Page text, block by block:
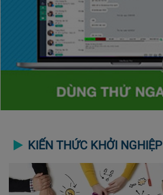
KIẾN THỨC KHỞI NGHIỆP